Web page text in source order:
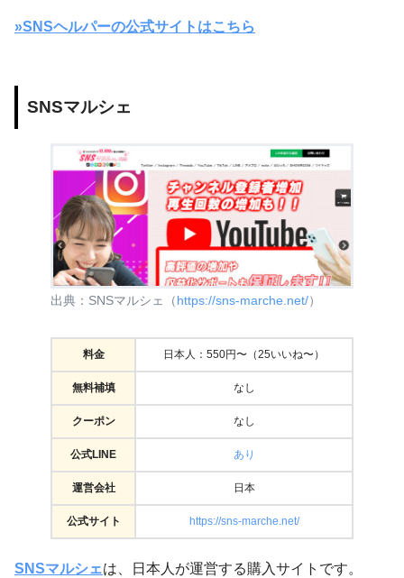
»SNSヘルパーの公式サイトはこちら
SNSマルシェ
出典：SNSマルシェ（https://sns-marche.net/）
料金 日本人：550円〜（25いいね〜）
無料補填 なし
クーポン なし
公式LINE あり
運営会社 日本
公式サイト https://sns-marche.net/
SNSマルシェは、日本人が運営する購入サイトです。